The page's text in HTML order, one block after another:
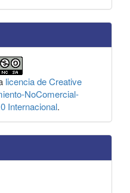
licencia de Creative
NoComercial-
Internacional.